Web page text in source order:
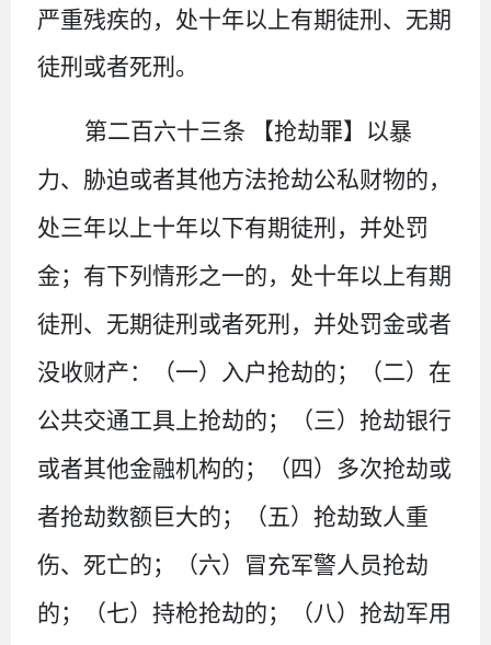
严重残疾的，处十年以上有期徒刑、无期
徒刑或者死刑。
第二百六十三条 【抢劫罪】 以暴
力、胁迫或者其他方法抢劫公私财物的，
处三年以上十年以下有期徒刑，并处罚
金；有下列情形之一的，处十年以上有期
徒刑、无期徒刑或者死刑，并处罚金或者
没收财产：（一）入户抢劫的；（二）在
公共交通工具上抢劫的；（三）抢劫银行
或者其他金融机构的；（四）多次抢劫或
者抢劫数额巨大的；（五）抢劫致人重
伤、死亡的；（六）冒充军警人员抢劫
的；（七）持枪抢劫的；（八）抢劫军用